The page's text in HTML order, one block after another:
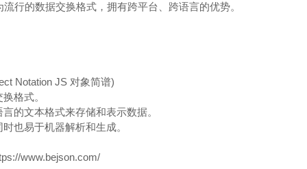
行的数据交换格式，拥有跨平台、跨语言的优势。
Notation JS 对象简谱)
格式。
的文本格式来存储和表示数据。
也易于机器解析和生成。
www.bejson.com/